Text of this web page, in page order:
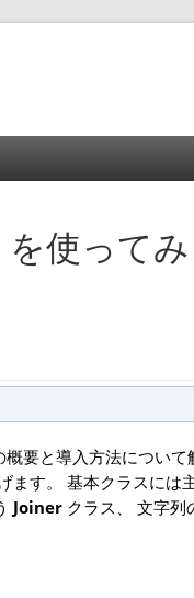
使ってみ
要と導入方法について
ます。 基本クラスには
Joiner クラス、 文字列